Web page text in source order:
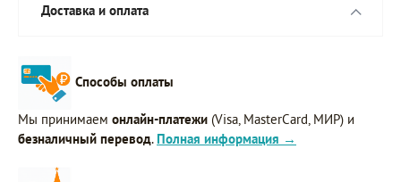
Доставка и оплата
Способы оплаты
Мы принимаем онлайн-платежи (Visa, MasterCard, МИР) и
безналичный перевод. Полная информация →